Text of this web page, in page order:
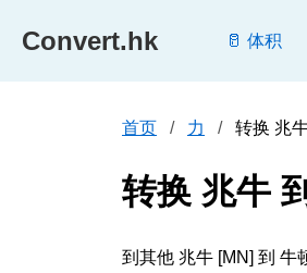
Convert.hk 🥛 体积
首页 力 转换 兆
转换 兆牛
到其他 兆牛 [MN] 到 牛